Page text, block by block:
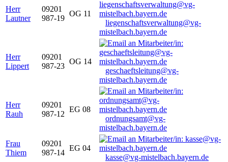
Herr
Lautner
09201
987-19
OG 11
liegenschaftsverwaltung@vg-
mistelbach.bayern.de
Herr
Lippert
09201
987-23
OG 14
geschaeftsleitung@vg-
mistelbach.bayern.de
Herr
Rauh
09201
987-12
EG 08
ordnungsamt@vg-
mistelbach.bayern.de
Frau
Thiem
09201
987-14
EG 04
kasse@vg-mistelbach.bayern.de